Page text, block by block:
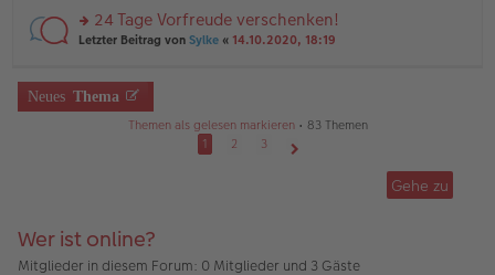
g
e
n
ei
tr
n
g
es
e
n
rs
u
n
ei
a
24 Tage Vorfreude verschenken!
Letzter Beitrag von Sylke « 14.10.2020, 18:19
Neues Thema
Themen als gelesen markieren• 83 Themen
1
2
3
Gehe zu
Wer ist online?
Mitglieder in diesem Forum: 0 Mitglieder und 3 Gäste